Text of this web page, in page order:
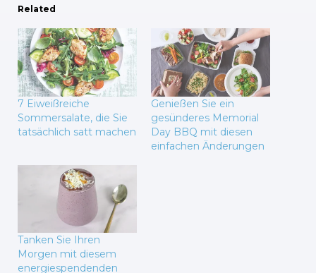
Related
7 Eiweißreiche
Sommersalate, die Sie
tatsächlich satt machen
Genießen Sie ein
gesünderes Memorial
Day BBQ mit diesen
einfachen Änderungen
Tanken Sie Ihren
Morgen mit diesem
energiespendenden